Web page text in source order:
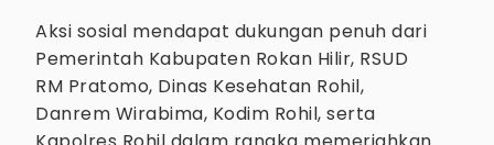
Aksi sosial mendapat dukungan penuh dari
Pemerintah Kabupaten Rokan Hilir, RSUD
RM Pratomo, Dinas Kesehatan Rohil,
Danrem Wirabima, Kodim Rohil, serta